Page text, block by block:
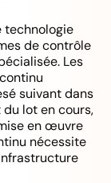
technologie
de contrôle
Les
suivant dans
lot en cours,
en œuvre
nécessite